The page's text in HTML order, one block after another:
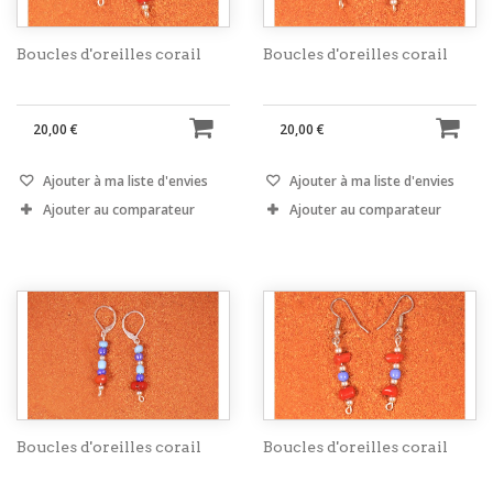
Boucles d'oreilles corail
20,00 €
Ajouter à ma liste d'envies
Ajouter au comparateur
Boucles d'oreilles corail
20,00 €
Ajouter à ma liste d'envies
Ajouter au comparateur
Boucles d'oreilles corail Boucles d'oreilles corail